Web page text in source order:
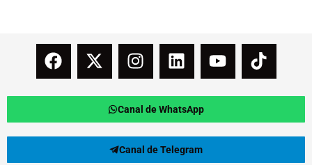
Canal de WhatsApp
Canal de Telegram